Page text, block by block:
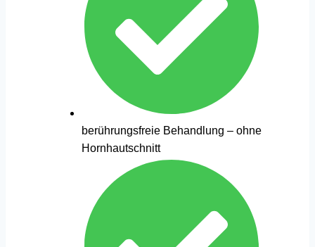
berührungsfreie Behandlung – ohne
Hornhautschnitt